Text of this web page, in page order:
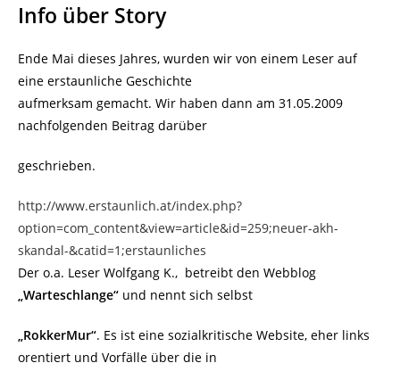
Info über Story
Ende Mai dieses Jahres, wurden wir von einem Leser auf
eine erstaunliche Geschichte
aufmerksam gemacht. Wir haben dann am 31.05.2009
nachfolgenden Beitrag darüber
geschrieben.
http://www.erstaunlich.at/index.php?
option=com_content&view=article&id=259;neuer-akh-
skandal-&catid=1;erstaunliches
Der o.a. Leser Wolfgang K., betreibt den Webblog
„Warteschlange“ und nennt sich selbst
„RokkerMur“. Es ist eine sozialkritische Website, eher links
orentiert und Vorfälle über die in